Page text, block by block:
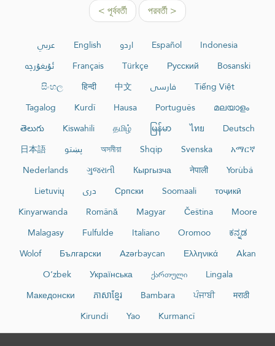
< পূর্ববর্তী পরবর্তী >
عربي English اردو Español
Indonesia
ئۇيغۇرچە
Français Türkçe Русский
Bosanski
සිංහල
हिन्दी 中文 فارسی
Tiếng Việt
Tagalog
Kurdî Hausa Português
മലയാളം
తెలుగు
Kiswahili தமிழ் မြန်မာ ไทย
Deutsch
日本語
پښتو অসমীয়া Shqip Svenska
አማርኛ
Nederlands
ગુજરાતી Кыргызча नेपाली
Yorùbá
Lietuvių
دری Српски Soomaali
тоҷикӣ
Kinyarwanda
Română Magyar Čeština
Moore
Malagasy
Fulfulde Italiano Oromoo
ಕನ್ನಡ
Wolof
Български Azərbaycan Ελληνικά
Akan
O‘zbek
Українська ქართული
Lingala
Македонски
ភាសាខ្មែរ Bambara ਪੰਜਾਬੀ
मराठी
Kirundi
Yao Kurmancî